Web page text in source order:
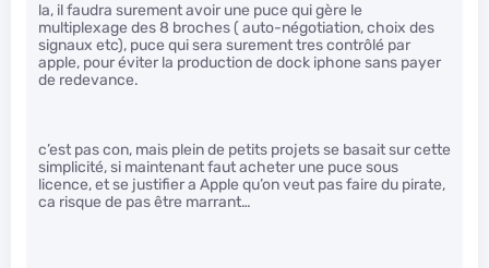
la, il faudra surement avoir une puce qui gère le
multiplexage des 8 broches ( auto-négotiation, choix des
signaux etc), puce qui sera surement tres contrôlé par
apple, pour éviter la production de dock iphone sans payer
de redevance.
c’est pas con, mais plein de petits projets se basait sur cette
simplicité, si maintenant faut acheter une puce sous
licence, et se justifier a Apple qu’on veut pas faire du pirate,
ca risque de pas être marrant…